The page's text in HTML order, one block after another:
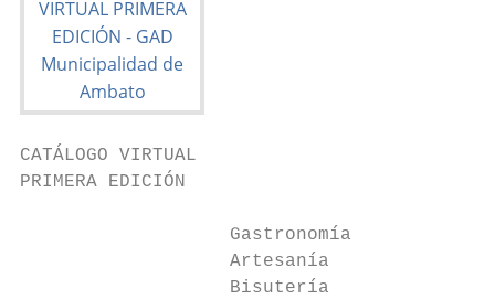
CATÁLOGO VIRTUAL
PRIMERA EDICIÓN
                   Gastronomía
                   Artesanía
                   Bisutería